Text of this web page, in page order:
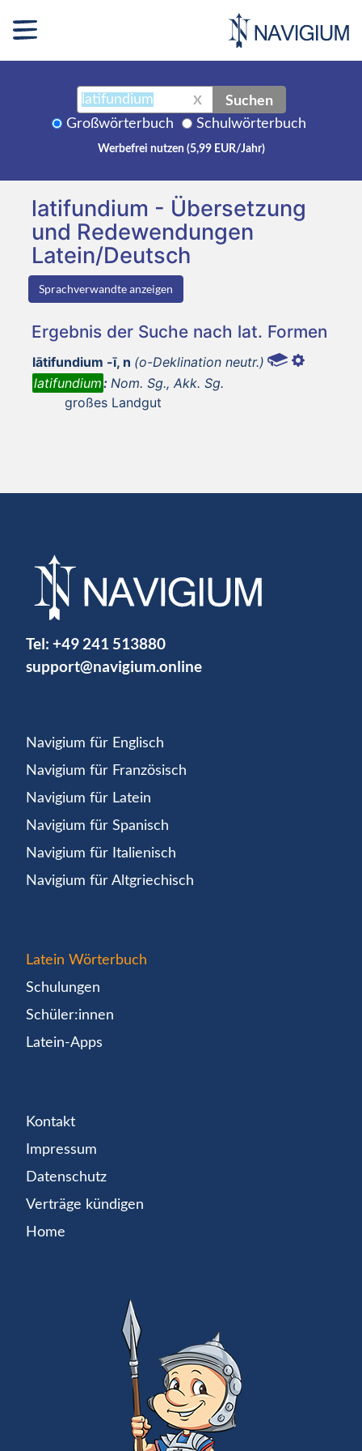
X Suchen
Großwörterbuch Schulwörterbuch
Werbefrei nutzen (5,99 EUR/Jahr)
latifundium - Übersetzung
und Redewendungen
Latein/Deutsch
Sprachverwandte anzeigen
Ergebnis der Suche nach lat. Formen
lātifundium -ī, n (o-Deklination neutr.)
latifundium: Nom. Sg., Akk. Sg.
großes Landgut
Tel: +49 241 513880
support@navigium.online
Navigium für Englisch
Navigium für Französisch
Navigium für Latein
Navigium für Spanisch
Navigium für Italienisch
Navigium für Altgriechisch
Latein Wörterbuch
Schulungen
Schüler:innen
Latein-Apps
Kontakt
Impressum
Datenschutz
Verträge kündigen
Home